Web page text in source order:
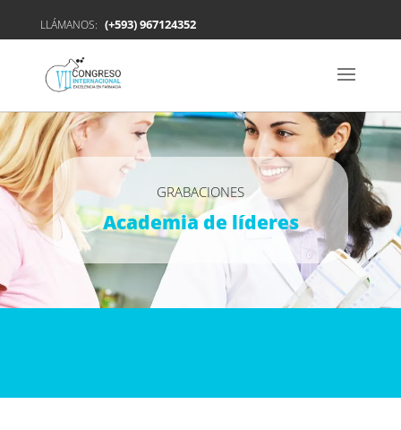
LLÁMANOS: (+593) 967124352
GRABACIONES
Academia de líderes